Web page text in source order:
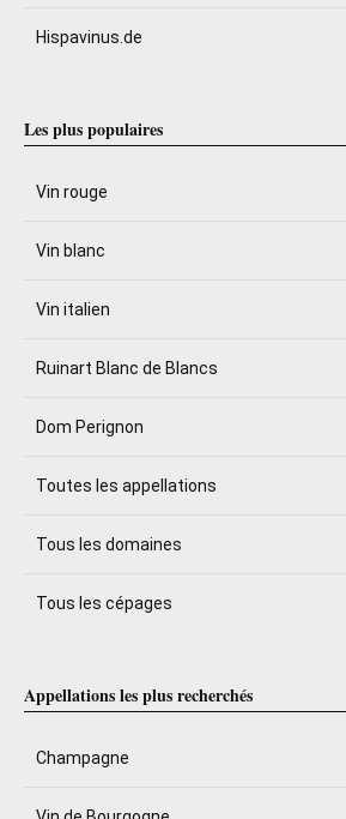
Hispavinus.de
Les plus populaires
Vin rouge
Vin blanc
Vin italien
Ruinart Blanc de Blancs
Dom Perignon
Toutes les appellations
Tous les domaines
Tous les cépages
Appellations les plus recherchés
Champagne